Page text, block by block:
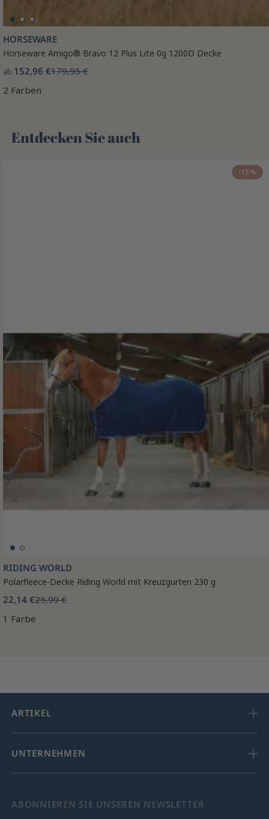
HORSEWARE
Horseware Amigo® Bravo 12 Plus Lite 0g 1200D Decke
ab 152,96 €179,95 €
2 Farben
Entdecken Sie auch 🌻
-15%
RIDING WORLD
Polarfleece-Decke Riding World mit Kreuzgurten 230 g
22,14 €25,99 €
1 Farbe
ARTIKEL
UNTERNEHMEN
ABONNIEREN SIE UNSEREN NEWSLETTER